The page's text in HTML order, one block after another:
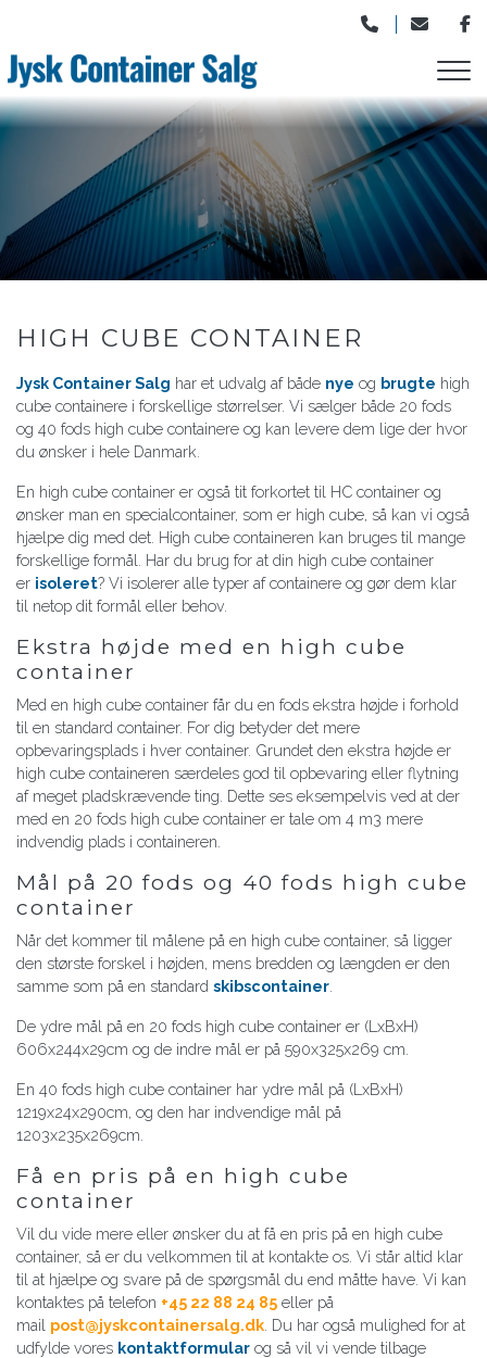
hovedindhold
HIGH CUBE CONTAINER
Jysk Container Salg har et udvalg af både nye og brugte high
cube containere i forskellige størrelser. Vi sælger både 20 fods
og 40 fods high cube containere og kan levere dem lige der hvor
du ønsker i hele Danmark.
En high cube container er også tit forkortet til HC container og
ønsker man en specialcontainer, som er high cube, så kan vi også
hjælpe dig med det. High cube containeren kan bruges til mange
forskellige formål. Har du brug for at din high cube container
er isoleret? Vi isolerer alle typer af containere og gør dem klar
til netop dit formål eller behov.
Ekstra højde med en high cube
container
Med en high cube container får du en fods ekstra højde i forhold
til en standard container. For dig betyder det mere
opbevaringsplads i hver container. Grundet den ekstra højde er
high cube containeren særdeles god til opbevaring eller flytning
af meget pladskrævende ting. Dette ses eksempelvis ved at der
med en 20 fods high cube container er tale om 4 m3 mere
indvendig plads i containeren.
Mål på 20 fods og 40 fods high cube
container
Når det kommer til målene på en high cube container, så ligger
den største forskel i højden, mens bredden og længden er den
samme som på en standard skibscontainer
De ydre mål på en 20 fods high cube container er (LxBxH)
606x244x29cm og de indre mål er på 590x325x269 cm.
En 40 fods high cube container har ydre mål på (LxBxH)
1219x24x290cm, og den har indvendige mål på
1203x235x269cm.
Få en pris på en high cube
container
Vil du vide mere eller ønsker du at få en pris på en high cube
container, så er du velkommen til at kontakte os. Vi står altid klar
til at hjælpe og svare på de spørgsmål du end måtte have. Vi kan
kontaktes på telefon +45 22 88 24 85 eller på
mail post@jyskcontainersalg.dk . Du har også mulighed for at
udfylde vores kontaktformular og så vil vi vende tilbage